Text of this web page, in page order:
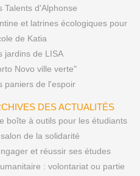
Talents d'Alphonse
et latrines écologiques pour
de Katia
jardins de LISA
Novo ville verte"
paniers de l'espoir
DES ACTUALITÉS
boîte à outils pour les étudiants
de la solidarité
et réussir ses études
: volontariat ou partie